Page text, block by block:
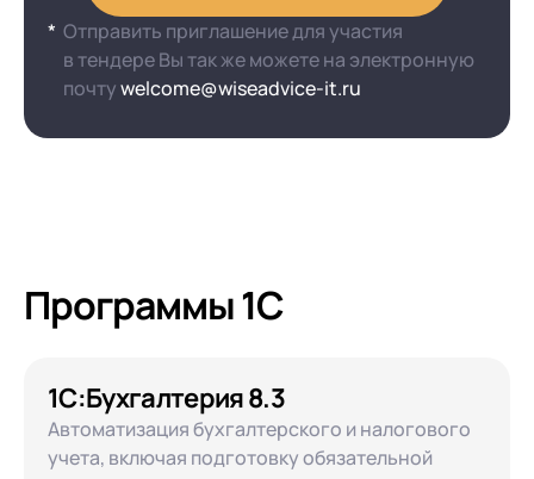
Отправить приглашение для участия
в тендере Вы так же можете на электронную
почтуwelcome@wiseadvice-it.ru
Программы 1С
1С:Бухгалтерия 8.3
Автоматизация бухгалтерского и налогового
учета, включая подготовку обязательной